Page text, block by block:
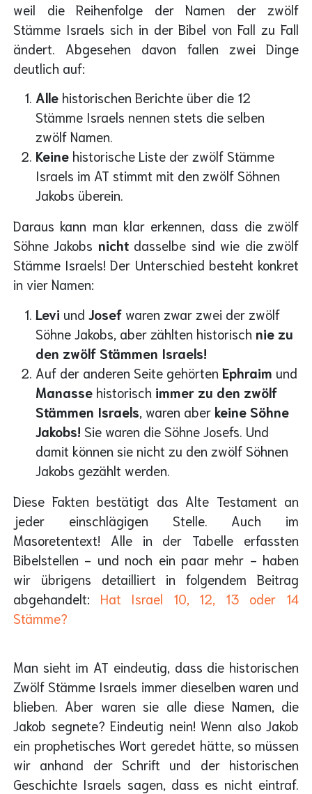
weil die Reihenfolge der Namen der zwölf
Stämme Israels sich in der Bibel von Fall zu Fall
ändert. Abgesehen davon fallen zwei Dinge
deutlich auf:
Alle historischen Berichte über die 12
Stämme Israels nennen stets die selben
zwölf Namen.
Keine historische Liste der zwölf Stämme
Israels im AT stimmt mit den zwölf Söhnen
Jakobs überein.
Daraus kann man klar erkennen, dass die zwölf
Söhne Jakobs nichtdasselbe sind wie die zwölf
Stämme Israels! Der Unterschied besteht konkret
in vier Namen:
Levi und Josef waren zwar zwei der zwölf
Söhne Jakobs, aber zählten historisch nie zu
den zwölf Stämmen Israels!
Auf der anderen Seite gehörten Ephraim und
Manasse historisch immer zu den zwölf
Stämmen Israels , waren aber keine Söhne
Jakobs! Sie waren die Söhne Josefs. Und
damit können sie nicht zu den zwölf Söhnen
Jakobs gezählt werden.
Diese Fakten bestätigt das Alte Testament an
jeder einschlägigen Stelle. Auch im
Masoretentext! Alle in der Tabelle erfassten
Bibelstellen - und noch ein paar mehr - haben
wir übrigens detailliert in folgendem Beitrag
abgehandelt: Hat Israel 10, 12, 13 oder 14
Stämme?
Man sieht im AT eindeutig, dass die historischen
Zwölf Stämme Israels immer dieselben waren und
blieben. Aber waren sie alle diese Namen, die
Jakob segnete? Eindeutig nein! Wenn also Jakob
ein prophetisches Wort geredet hätte, so müssen
wir anhand der Schrift und der historischen
Geschichte Israels sagen, dass es nicht eintraf.